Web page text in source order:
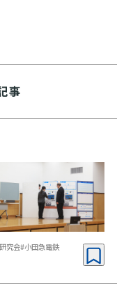
事
究会#小田急電鉄